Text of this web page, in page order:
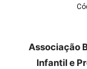
Associação
Infantil e